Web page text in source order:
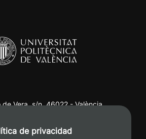
de Vera, s/n. 46022 - València
+34 620 04 00 50
de privacidad